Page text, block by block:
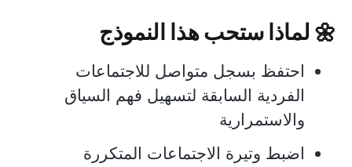
🌼 لماذا ستحب هذا النموذج
احتفظ بسجل متواصل للاجتماعات
الفردية السابقة لتسهيل فهم السياق
والاستمرارية
اضبط وتيرة الاجتماعات المتكررة